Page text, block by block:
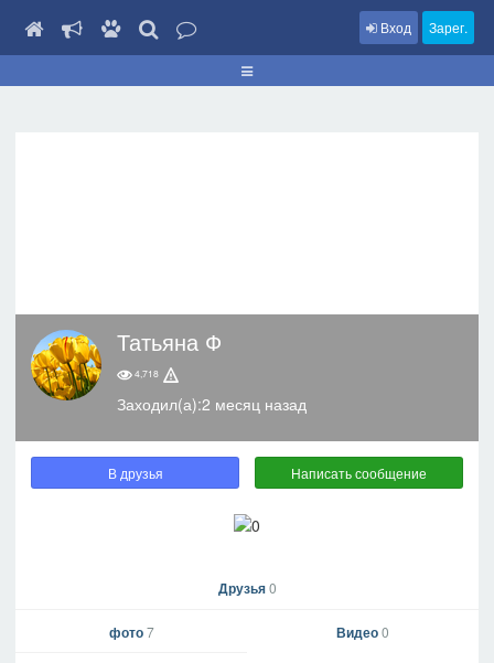
Вход Зарег.
Татьяна Ф
4,718
Заходил(а):2 месяц назад
В друзья Написать сообщение
Друзья0
фото7 Видео0